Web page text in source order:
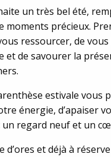
un très bel été,
moments précieux.
ressourcer, de
et de savourer la
estivale vous
énergie, d’apaiser
un regard neuf et un
d’ores et déjà à